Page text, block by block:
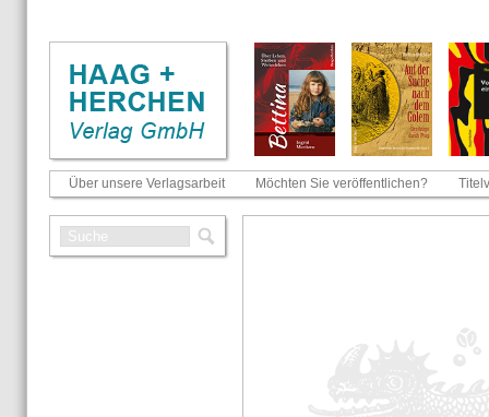
Über unsere Verlagsarbeit Möchten Sie veröffentlichen?